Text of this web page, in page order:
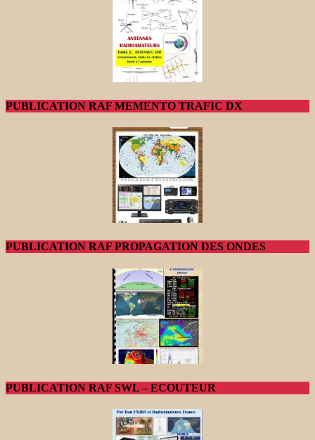
PUBLICATION RAF MEMENTO TRAFIC DX
PUBLICATION RAF PROPAGATION DES ONDES
PUBLICATION RAF SWL – ECOUTEUR